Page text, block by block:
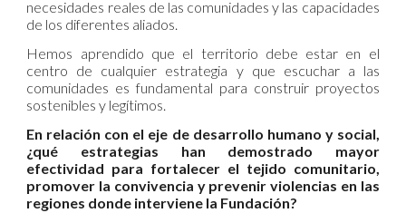
necesidades reales de las comunidades y las capacidades
de los diferentes aliados.
Hemos aprendido que el territorio debe estar en el
centro de cualquier estrategia y que escuchar a las
comunidades es fundamental para construir proyectos
sostenibles y legítimos.
En relación con el eje de desarrollo humano y social,
¿qué estrategias han demostrado mayor
efectividad para fortalecer el tejido comunitario,
promover la convivencia y prevenir violencias en las
regiones donde interviene la Fundación?